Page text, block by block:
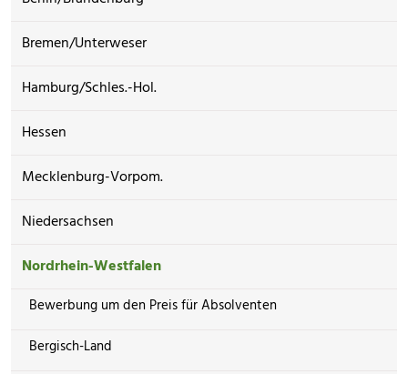
Bremen/Unterweser
Hamburg/Schles.-Hol.
Hessen
Mecklenburg-Vorpom.
Niedersachsen
Nordrhein-Westfalen
Bewerbung um den Preis für Absolventen
Bergisch-Land